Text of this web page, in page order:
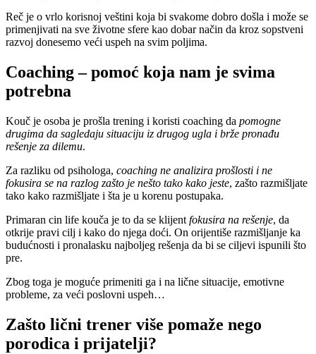
Reč je o vrlo korisnoj veštini koja bi svakome dobro došla i može se
primenjivati na sve životne sfere kao dobar način da kroz sopstveni
razvoj donesemo veći uspeh na svim poljima.
Coaching – pomoć koja nam je svima
potrebna
Kouč je osoba je prošla trening i koristi coaching da pomogne
drugima da sagledaju situaciju iz drugog ugla i brže pronađu
rešenje za dilemu.
Za razliku od psihologa, coaching ne analizira prošlosti i ne
fokusira se na razlog zašto je nešto tako kako jeste, zašto razmišljate
tako kako razmišljate i šta je u korenu postupaka.
Primaran cin life kouča je to da se klijent fokusira na rešenje, da
otkrije pravi cilj i kako do njega doći. On orijentiše razmišljanje ka
budućnosti i pronalasku najboljeg rešenja da bi se ciljevi ispunili što
pre.
Zbog toga je moguće primeniti ga i na lične situacije, emotivne
probleme, za veći poslovni uspeh…
Zašto lični trener više pomaže nego
porodica i prijatelji?